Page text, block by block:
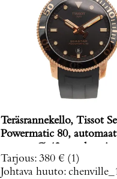
Teräsrannekello, Tissot
Powermatic 80,
ref. T120407A,
Tarjous: 380 € (1)
Johtava huuto: